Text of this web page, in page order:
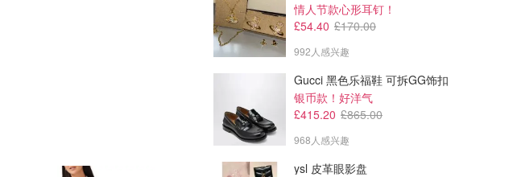
情人节款心形耳钉！
£54.40 £170.00
992人感兴趣
Gucci 黑色乐福鞋 可拆GG饰扣
银币款！好洋气
£415.20 £865.00
968人感兴趣
ysl 皮革眼影盘